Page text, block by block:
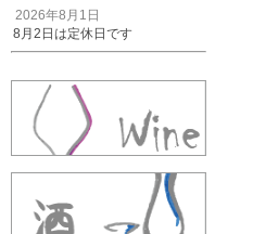
2026年8月1日
8月2日は定休日です